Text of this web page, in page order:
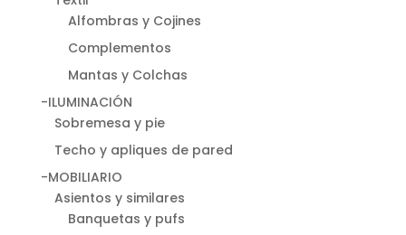
Alfombras y Cojines
Complementos
Mantas y Colchas
-ILUMINACIÓN
Sobremesa y pie
Techo y apliques de pared
-MOBILIARIO
Asientos y similares
Banquetas y pufs